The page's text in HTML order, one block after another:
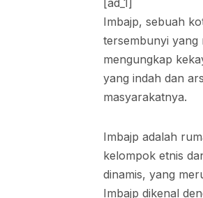
[ad_1]
Imbajp, sebuah
tersembunyi yang
mengungkap
yang indah dan
masyarakatnya.
Imbajp adalah
kelompok etnis
dinamis, yang
Imbajp dikenal